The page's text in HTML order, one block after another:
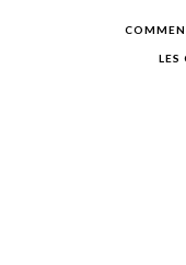
LES